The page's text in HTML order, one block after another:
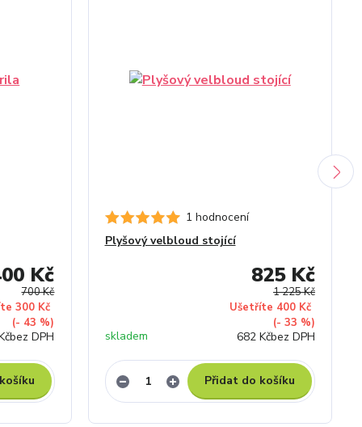
700 Kč
300 Kč
(- 43 %)
Kč
bez DPH
1 hodnocení
Plyšový velbloud stojící
1 225 Kč
Ušetříte 400 Kč
(- 33 %)
825 Kč
682 Kčbez DPH
skladem
Přidat do košíku